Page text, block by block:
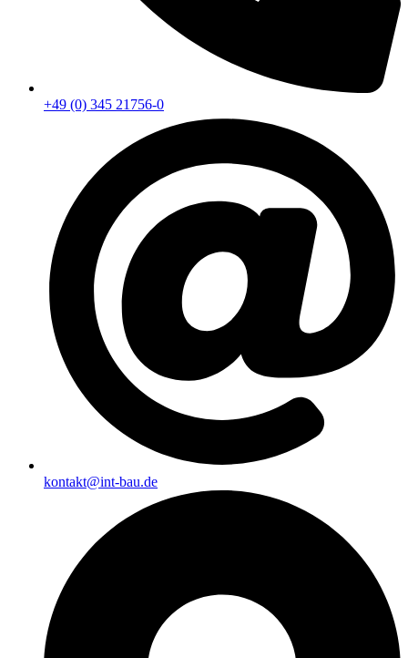
+49 (0) 345 21756-0
kontakt@int-bau.de